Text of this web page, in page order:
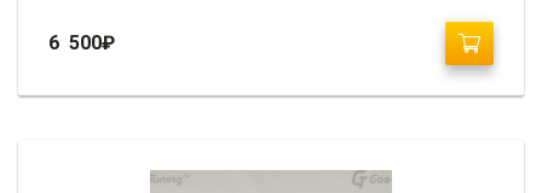
6 500₽